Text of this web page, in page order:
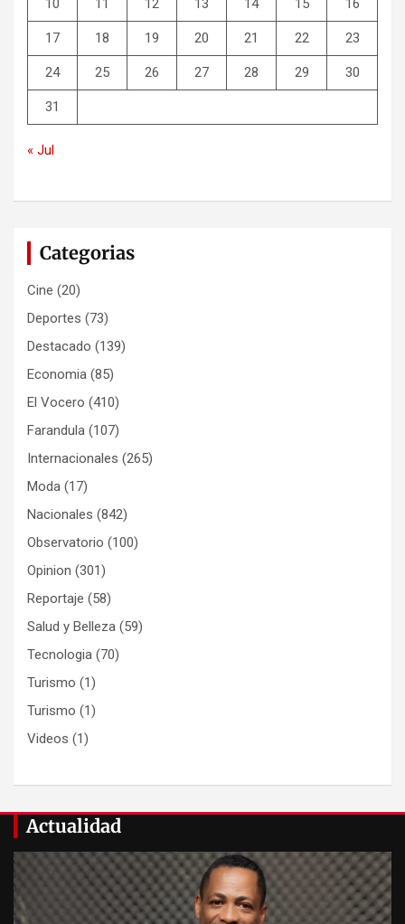
10 11 12 13 14 15 16
17 18 19 20 21 22 23
24 25 26 27 28 29 30
31
« Jul
Categorias
Cine (20)
Deportes (73)
Destacado (139)
Economia (85)
El Vocero (410)
Farandula (107)
Internacionales (265)
Moda (17)
Nacionales (842)
Observatorio (100)
Opinion (301)
Reportaje (58)
Salud y Belleza (59)
Tecnologia (70)
Turismo (1)
Turismo (1)
Videos (1)
Actualidad